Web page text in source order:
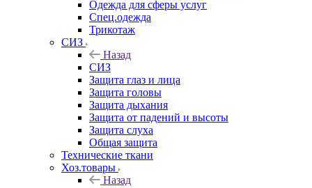
Одежда для сферы услуг
Спец.одежда
Трикотаж
СИЗ
Назад
СИЗ
Защита глаз и лица
Защита головы
Защита дыхания
Защита от падений и высоты
Защита слуха
Общая защита
Технические ткани
Хоз.товары
Назад